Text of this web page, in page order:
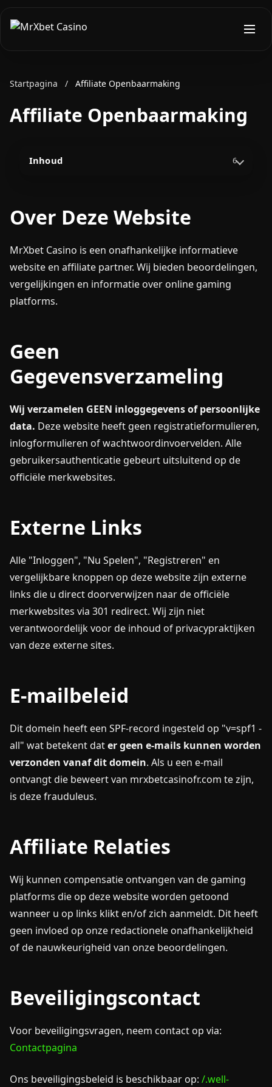
Startpagina / Affiliate Openbaarmaking
Affiliate Openbaarmaking
Inhoud 6
Over Deze Website
MrXbet Casino is een onafhankelijke informatieve
website en affiliate partner. Wij bieden beoordelingen,
vergelijkingen en informatie over online gaming
platforms.
Geen
Gegevensverzameling
Wij verzamelen GEEN inloggegevens of persoonlijke
data. Deze website heeft geen registratieformulieren,
inlogformulieren of wachtwoordinvoervelden. Alle
gebruikersauthenticatie gebeurt uitsluitend op de
officiële merkwebsites.
Externe Links
Alle "Inloggen", "Nu Spelen", "Registreren" en
vergelijkbare knoppen op deze website zijn externe
links die u direct doorverwijzen naar de officiële
merkwebsites via 301 redirect. Wij zijn niet
verantwoordelijk voor de inhoud of privacypraktijken
van deze externe sites.
E-mailbeleid
Dit domein heeft een SPF-record ingesteld op "v=spf1 -
all" wat betekent dater geen e-mails kunnen worden
verzonden vanaf dit domein. Als u een e-mail
ontvangt die beweert van mrxbetcasinofr.com te zijn,
is deze frauduleus.
Affiliate Relaties
Wij kunnen compensatie ontvangen van de gaming
platforms die op deze website worden getoond
wanneer u op links klikt en/of zich aanmeldt. Dit heeft
geen invloed op onze redactionele onafhankelijkheid
of de nauwkeurigheid van onze beoordelingen.
Beveiligingscontact
Voor beveiligingsvragen, neem contact op via:
Contactpagina
Ons beveiligingsbeleid is beschikbaar op: /.well-